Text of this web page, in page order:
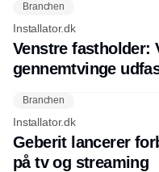
Branchen
Installator.dk
Venstre fastholder:
gennemtvinge
Branchen
Installator.dk
Geberit lancerer
på tv og streaming